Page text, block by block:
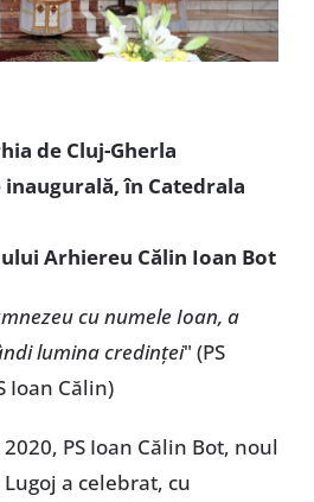
de Cluj-Gherla
în Catedrala
Arhiereu Călin Ioan Bot
cu numele Ioan, a
lumina credinței" (PS
Ioan Călin)
PS Ioan Călin Bot, noul
a celebrat, cu